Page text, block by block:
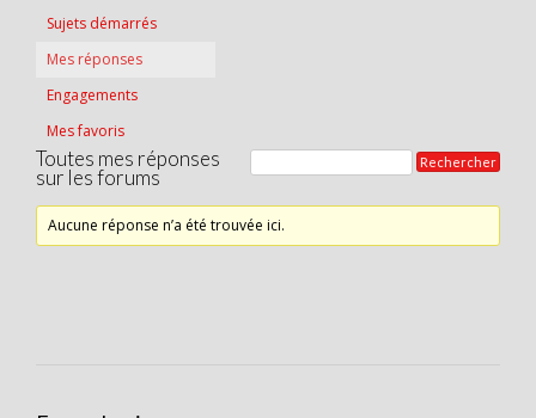
Sujets démarrés
Mes réponses
Engagements
Mes favoris
Toutes mes réponses
sur les forums
Aucune réponse n’a été trouvée ici.